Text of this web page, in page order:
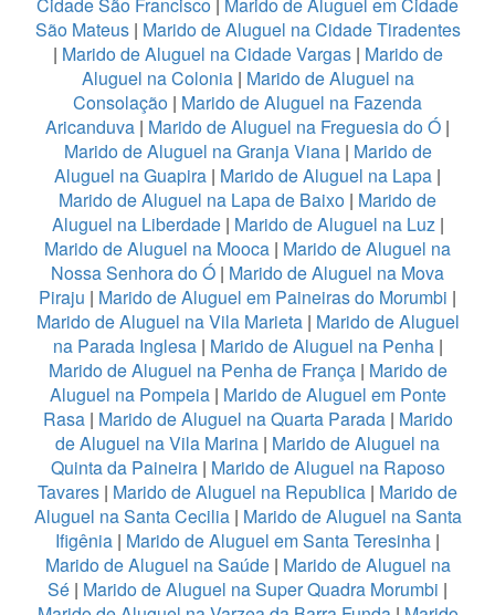
São Mateus| Marido de Aluguel na Cidade Tiradentes
| Marido de Aluguel na Cidade Vargas | Marido de
Aluguel na Colonia| Marido de Aluguel na
Consolação | Marido de Aluguel na Fazenda
Aricanduva | Marido de Aluguel na Freguesia do Ó |
Marido de Aluguel na Granja Viana| Marido de
Aluguel na Guapira | Marido de Aluguel na Lapa |
Marido de Aluguel na Lapa de Baixo | Marido de
Aluguel na Liberdade | Marido de Aluguel na Luz|
Marido de Aluguel na Mooca | Marido de Aluguel na
Nossa Senhora do Ó | Marido de Aluguel na Mova
Piraju | Marido de Aluguel em Paineiras do Morumbi |
Marido de Aluguel na Vila Marieta| Marido de Aluguel
na Parada Inglesa | Marido de Aluguel na Penha|
Marido de Aluguel na Penha de França | Marido de
Aluguel na Pompeia| Marido de Aluguel em Ponte
Rasa| Marido de Aluguel na Quarta Parada| Marido
de Aluguel na Vila Marina | Marido de Aluguel na
Quinta da Paineira| Marido de Aluguel na Raposo
Tavares | Marido de Aluguel na Republica | Marido de
Aluguel na Santa Cecilia| Marido de Aluguel na Santa
Ifigênia | Marido de Aluguel em Santa Teresinha |
Marido de Aluguel na Saúde| Marido de Aluguel na
Sé | Marido de Aluguel na Super Quadra Morumbi |